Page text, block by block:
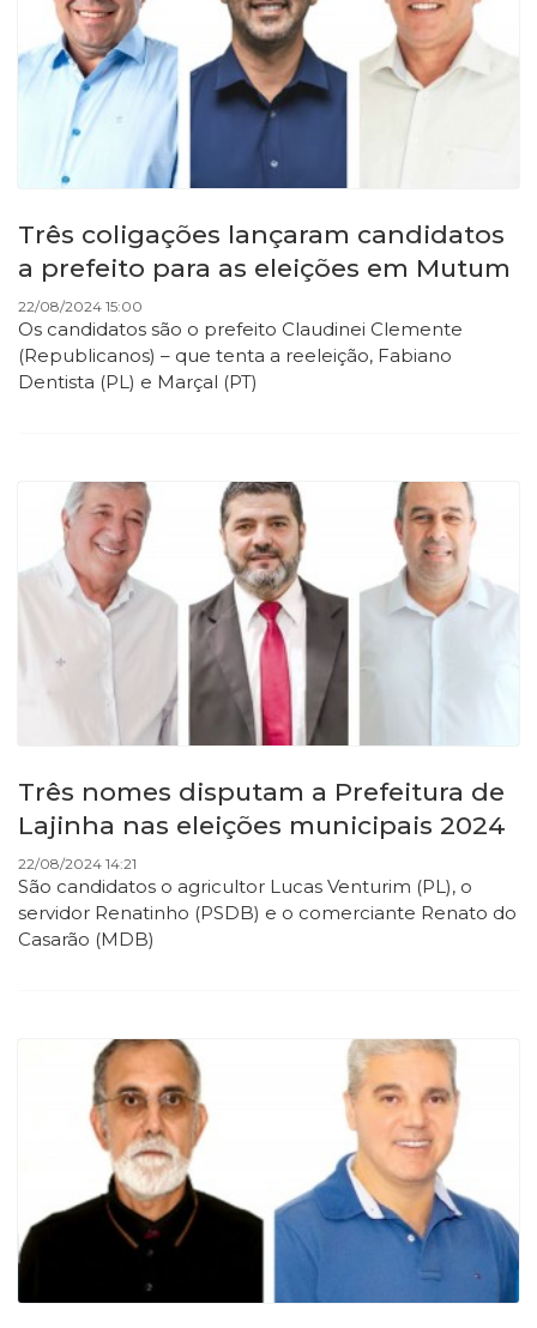
Três coligações lançaram candidatos
a prefeito para as eleições em Mutum
22/08/2024 15:00
Os candidatos são o prefeito Claudinei Clemente
(Republicanos) – que tenta a reeleição, Fabiano
Dentista (PL) e Marçal (PT)
Três nomes disputam a Prefeitura de
Lajinha nas eleições municipais 2024
22/08/2024 14:21
São candidatos o agricultor Lucas Venturim (PL), o
servidor Renatinho (PSDB) e o comerciante Renato do
Casarão (MDB)